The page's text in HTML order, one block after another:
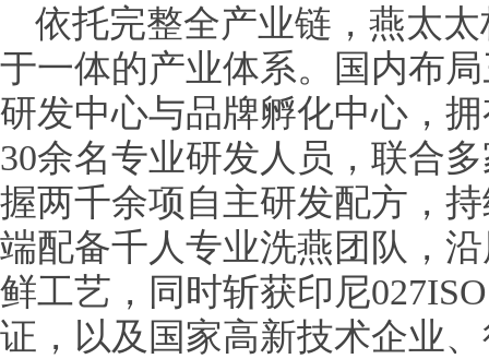
依托完整全产业链，燕太
于一体的产业体系。国内布
研发中心与品牌孵化中心，
30余名专业研发人员，联合
握两千余项自主研发配方，
端配备千人专业洗燕团队，
鲜工艺，同时斩获印尼
证，以及国家高新技术企业